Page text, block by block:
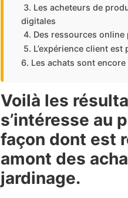
3. Les acheteurs de
digitales
4. Des ressources
5. L’expérience client
6. Les achats sont
Voilà les
s’intéresse au
façon dont est
amont des
jardinage.